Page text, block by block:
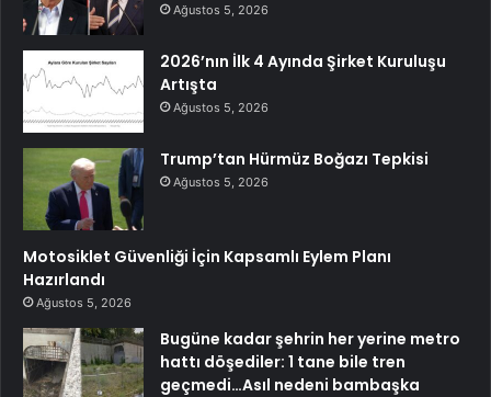
Ağustos 5, 2026
2026’nın İlk 4 Ayında Şirket Kuruluşu
Artışta
Ağustos 5, 2026
Trump’tan Hürmüz Boğazı Tepkisi
Ağustos 5, 2026
Motosiklet Güvenliği İçin Kapsamlı Eylem Planı
Hazırlandı
Ağustos 5, 2026
Bugüne kadar şehrin her yerine metro
hattı döşediler: 1 tane bile tren
geçmedi…Asıl nedeni bambaşka